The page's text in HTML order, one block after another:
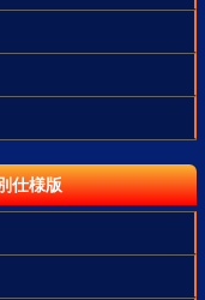
仕様版